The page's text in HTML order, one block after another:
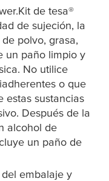
de tesa®
de sujeción, la
polvo, grasa,
un paño limpio y
No utilice
o que
estas sustancias
Después de la
alcohol de
un paño de
embalaje y